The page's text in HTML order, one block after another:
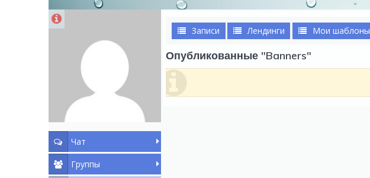
Чат
Группы
Записи Лендинги Мои шаблоны
Опубликованные "Banners"